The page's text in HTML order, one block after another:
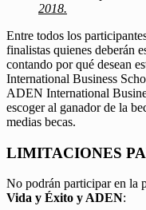
2018.
Entre todos los
finalistas quienes deberán
contando por qué desean
International Business
ADEN International
escoger al ganador de la
medias becas.
LIMITACIONES
No podrán participar en la
Vida y Éxito y ADEN: